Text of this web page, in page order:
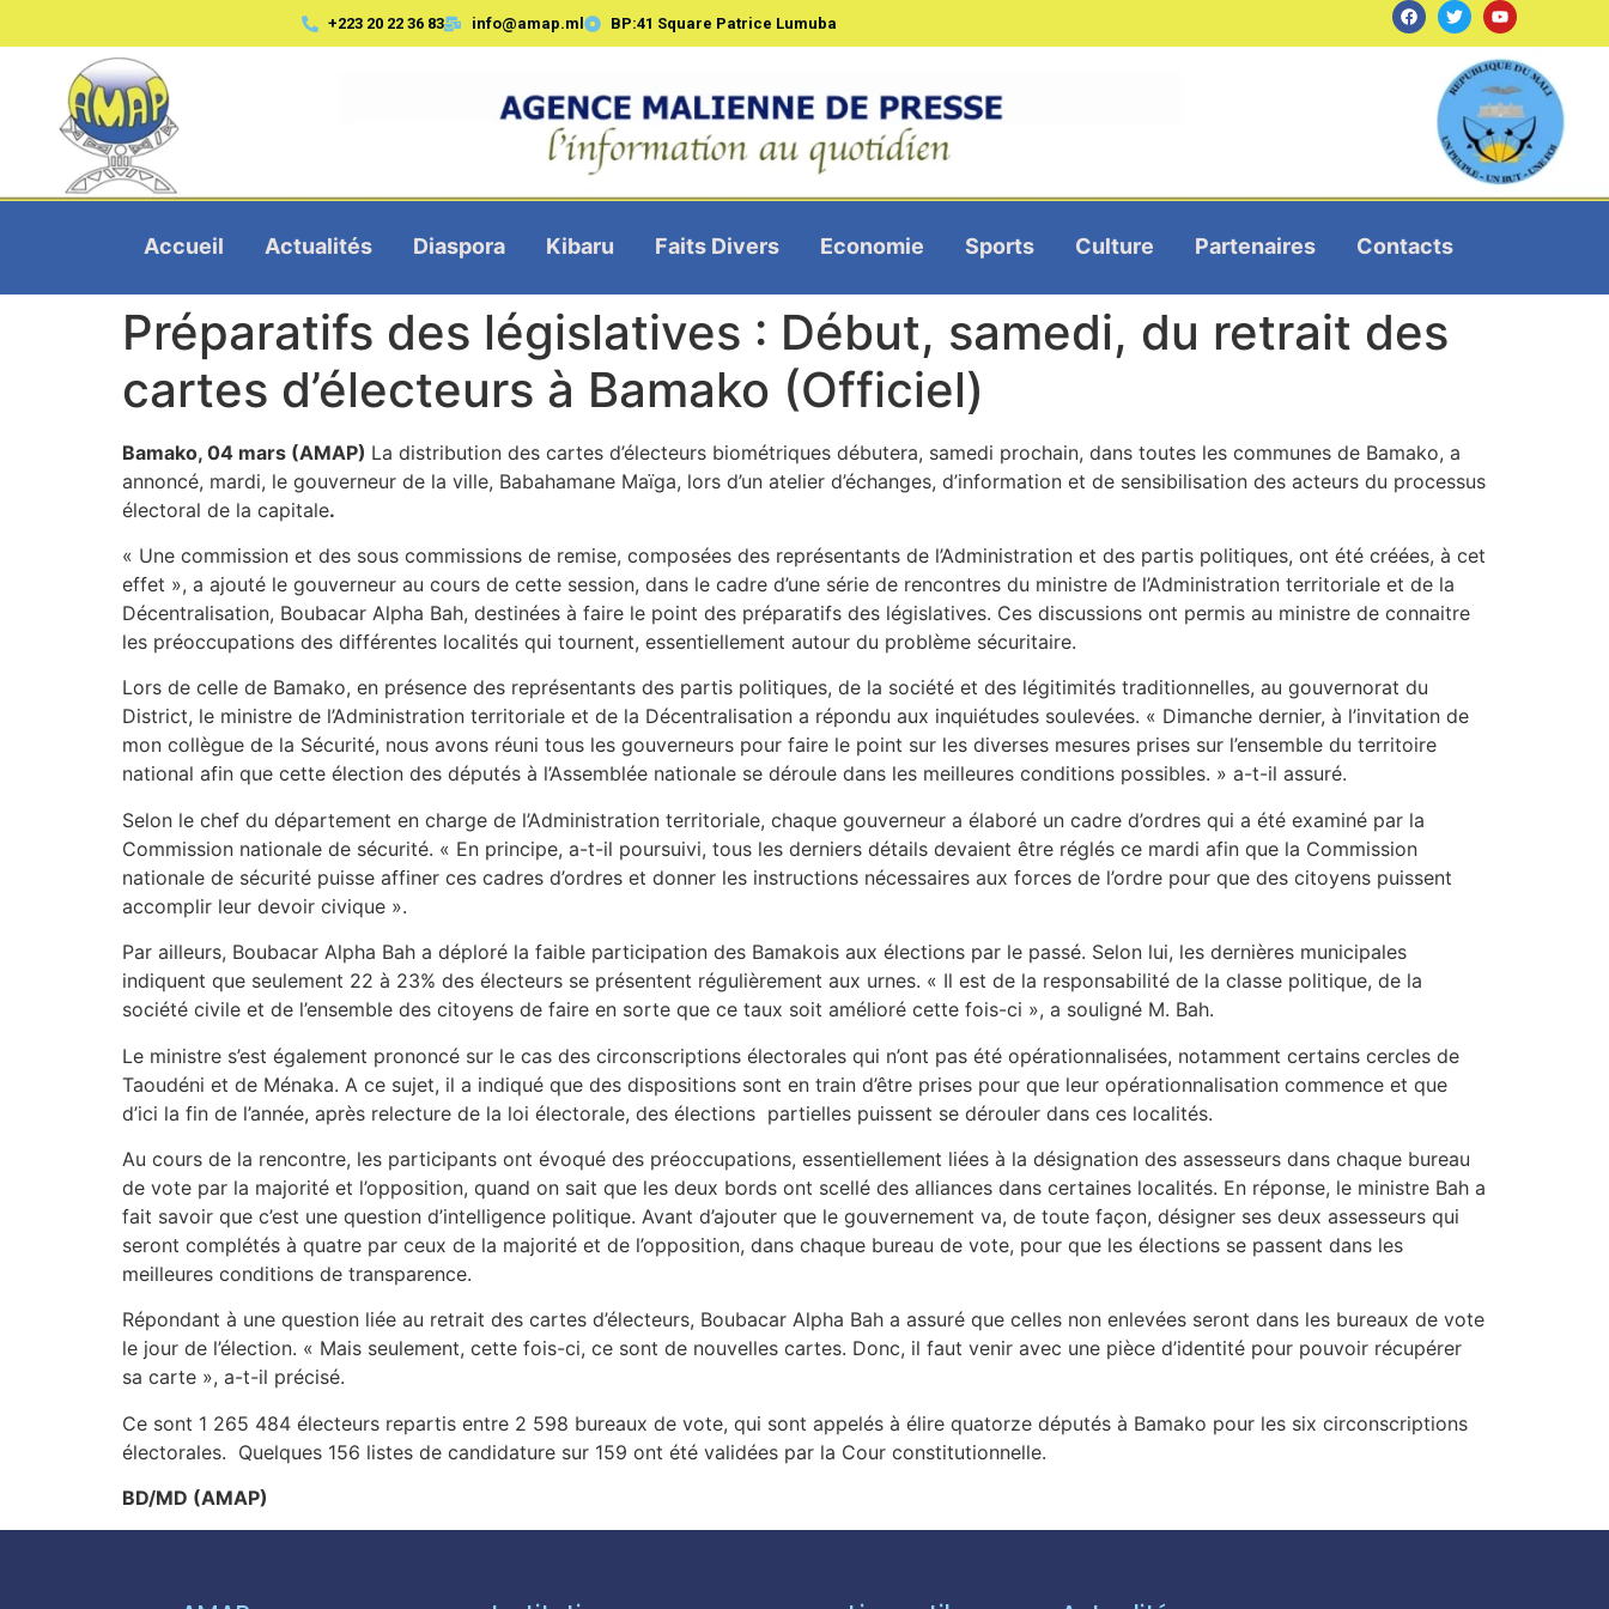
+223 20 22 36 83 info@amap.ml BP:41 Square Patrice Lumuba
Accueil Actualités Diaspora Kibaru Faits Divers Economie Sports Culture Partenaires Contacts
Préparatifs des législatives : Début, samedi, du retrait des
cartes d’électeurs à Bamako (Officiel)
Bamako, 04 mars (AMAP) La distribution des cartes d’électeurs biométriques débutera, samedi prochain, dans toutes les communes de Bamako, a
annoncé, mardi, le gouverneur de la ville, Babahamane Maïga, lors d’un atelier d’échanges, d’information et de sensibilisation des acteurs du processus
électoral de la capitale.
« Une commission et des sous commissions de remise, composées des représentants de l’Administration et des partis politiques, ont été créées, à cet
effet », a ajouté le gouverneur au cours de cette session, dans le cadre d’une série de rencontres du ministre de l’Administration territoriale et de la
Décentralisation, Boubacar Alpha Bah, destinées à faire le point des préparatifs des législatives. Ces discussions ont permis au ministre de connaitre
les préoccupations des différentes localités qui tournent, essentiellement autour du problème sécuritaire.
Lors de celle de Bamako, en présence des représentants des partis politiques, de la société et des légitimités traditionnelles, au gouvernorat du
District, le ministre de l’Administration territoriale et de la Décentralisation a répondu aux inquiétudes soulevées. « Dimanche dernier, à l’invitation de
mon collègue de la Sécurité, nous avons réuni tous les gouverneurs pour faire le point sur les diverses mesures prises sur l’ensemble du territoire
national afin que cette élection des députés à l’Assemblée nationale se déroule dans les meilleures conditions possibles. » a-t-il assuré.
Selon le chef du département en charge de l’Administration territoriale, chaque gouverneur a élaboré un cadre d’ordres qui a été examiné par la
Commission nationale de sécurité. « En principe, a-t-il poursuivi, tous les derniers détails devaient être réglés ce mardi afin que la Commission
nationale de sécurité puisse affiner ces cadres d’ordres et donner les instructions nécessaires aux forces de l’ordre pour que des citoyens puissent
accomplir leur devoir civique ».
Par ailleurs, Boubacar Alpha Bah a déploré la faible participation des Bamakois aux élections par le passé. Selon lui, les dernières municipales
indiquent que seulement 22 à 23% des électeurs se présentent régulièrement aux urnes. « Il est de la responsabilité de la classe politique, de la
société civile et de l’ensemble des citoyens de faire en sorte que ce taux soit amélioré cette fois-ci », a souligné M. Bah.
Le ministre s’est également prononcé sur le cas des circonscriptions électorales qui n’ont pas été opérationnalisées, notamment certains cercles de
Taoudéni et de Ménaka. A ce sujet, il a indiqué que des dispositions sont en train d’être prises pour que leur opérationnalisation commence et que
d’ici la fin de l’année, après relecture de la loi électorale, des élections partielles puissent se dérouler dans ces localités.
Au cours de la rencontre, les participants ont évoqué des préoccupations, essentiellement liées à la désignation des assesseurs dans chaque bureau
de vote par la majorité et l’opposition, quand on sait que les deux bords ont scellé des alliances dans certaines localités. En réponse, le ministre Bah a
fait savoir que c’est une question d’intelligence politique. Avant d’ajouter que le gouvernement va, de toute façon, désigner ses deux assesseurs qui
seront complétés à quatre par ceux de la majorité et de l’opposition, dans chaque bureau de vote, pour que les élections se passent dans les
meilleures conditions de transparence.
Répondant à une question liée au retrait des cartes d’électeurs, Boubacar Alpha Bah a assuré que celles non enlevées seront dans les bureaux de vote
le jour de l’élection. « Mais seulement, cette fois-ci, ce sont de nouvelles cartes. Donc, il faut venir avec une pièce d’identité pour pouvoir récupérer
sa carte », a-t-il précisé.
Ce sont 1 265 484 électeurs repartis entre 2 598 bureaux de vote, qui sont appelés à élire quatorze députés à Bamako pour les six circonscriptions
électorales. Quelques 156 listes de candidature sur 159 ont été validées par la Cour constitutionnelle.
BD/MD (AMAP)